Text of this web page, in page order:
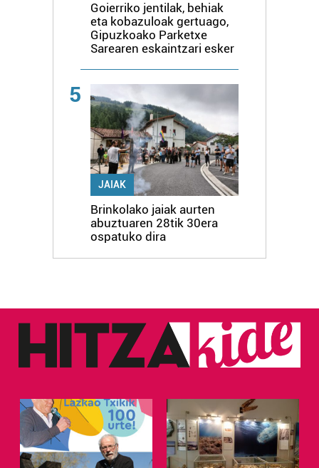
Goierriko jentilak, behiak
eta kobazuloak gertuago,
Gipuzkoako Parketxe
Sarearen eskaintzari esker
5
JAIAK
Brinkolako jaiak aurten
abuztuaren 28tik 30era
ospatuko dira